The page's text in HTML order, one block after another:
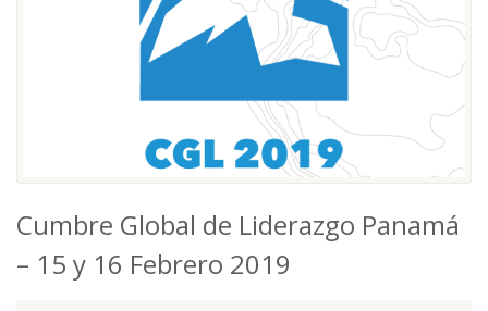
Cumbre Global de Liderazgo Panamá
– 15 y 16 Febrero 2019